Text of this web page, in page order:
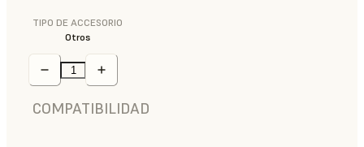
TIPO DE ACCESORIO
Otros
COMPATIBILIDAD